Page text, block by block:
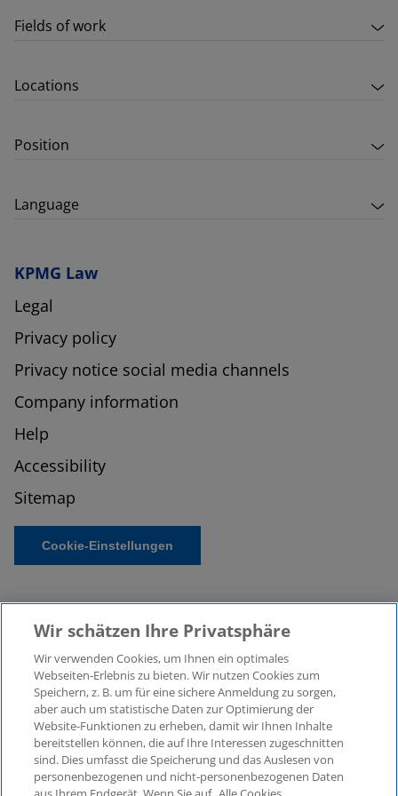
Fields of work
Locations
Position
Language
KPMG Law
Legal
Privacy policy
Privacy notice social media channels
Company information
Help
Accessibility
Sitemap
Cookie-Einstellungen
© 2026 KPMG Law Rechtsanwaltsgesellschaft mbH,
associated with KPMG AG
Wirtschaftsprüfungsgesellschaft, a public limited
company under German law and a member of the
global KPMG organisation of independent member
Wir schätzen Ihre Privatsphäre
Wir verwenden Cookies, um Ihnen ein optimales
Webseiten-Erlebnis zu bieten. Wir nutzen Cookies zum
Speichern, z. B. um für eine sichere Anmeldung zu sorgen,
aber auch um statistische Daten zur Optimierung der
Website-Funktionen zu erheben, damit wir Ihnen Inhalte
bereitstellen können, die auf Ihre Interessen zugeschnitten
sind. Dies umfasst die Speicherung und das Auslesen von
personenbezogenen und nicht-personenbezogenen Daten